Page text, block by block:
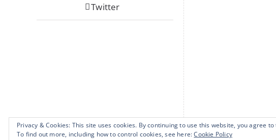
Twitter
Privacy & Cookies: This site uses cookies. By continuing to use this website, you agree
To find out more, including how to control cookies, see here:Cookie Policy